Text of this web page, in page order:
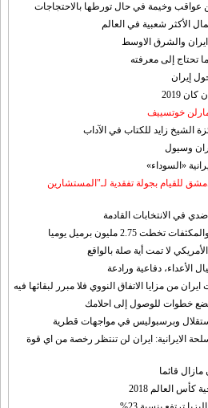
عواقب وخيمة في حال تورطها بالاحتجاجات
الأكثر شعبية في العالم
ايران والشرق الاوسط
تحتاج إلى معرفته
إيران
خوتسييف
الشيخ زايد للكتاب في الآداب
وسيول
«السوداء»
للقيام بجولة تفقدية لـ"المستشارين
في الانتخابات القادمة
2.75 مليون برميل يوميا
لا تمت أية صلة بالواقع
الأعداء، دفاعية ورادعة
من مزايا الاتفاق النووي فلا مبرر لبقائها فيه
بضع خطوات للوصول إلى احلامك
وبرسبوليس في مواجهات قطرية
الايرانية: ايران لن تنتظر رخصة من اي قوة
مازال قائما
العالم 2018